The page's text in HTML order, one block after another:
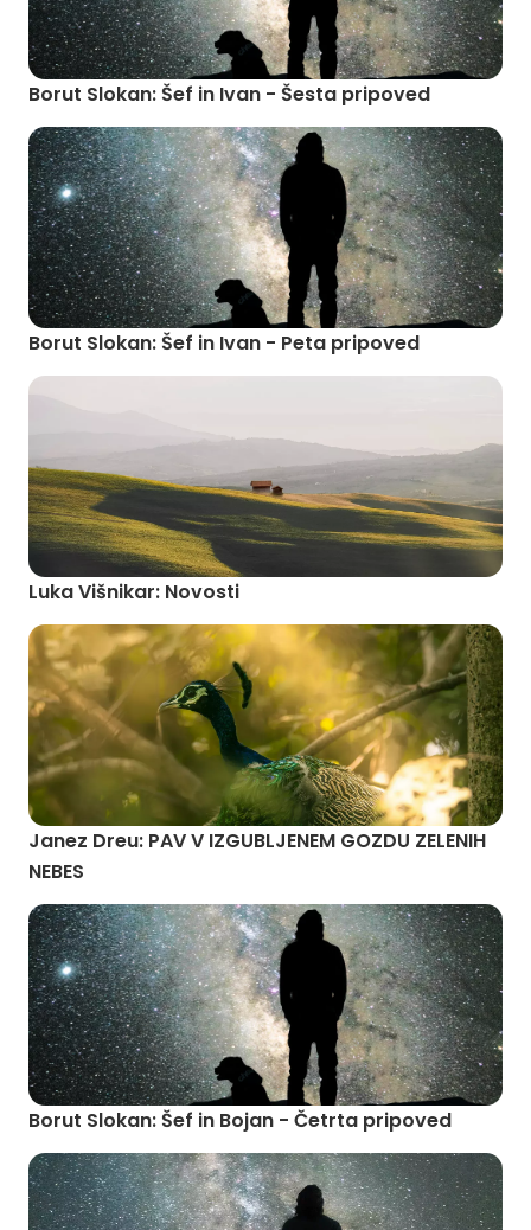
Borut Slokan: Šef in Ivan - Šesta pripoved
Borut Slokan: Šef in Ivan - Peta pripoved
Luka Višnikar: Novosti
Janez Dreu: PAV V IZGUBLJENEM GOZDU ZELENIH
NEBES
Borut Slokan: Šef in Bojan - Četrta pripoved